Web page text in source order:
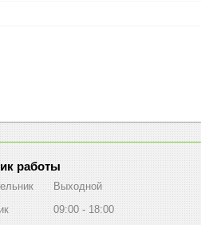
работы
Выходной
09:00 18:00